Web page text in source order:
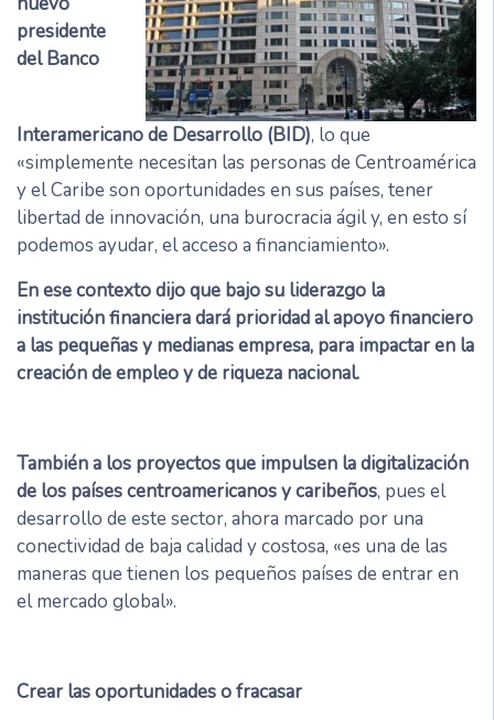
presidente
del Banco
Interamericano de Desarrollo (BID), lo que
«simplemente necesitan las personas de Centroamérica
y el Caribe son oportunidades en sus países, tener
libertad de innovación, una burocracia ágil y, en esto sí
podemos ayudar, el acceso a financiamiento».
En ese contexto dijo que bajo su liderazgo la
institución financiera dará prioridad al apoyo financiero
a las pequeñas y medianas empresa, para impactar en la
creación de empleo y de riqueza nacional.
También a los proyectos que impulsen la digitalización
de los países centroamericanos y caribeños, pues el
desarrollo de este sector, ahora marcado por una
conectividad de baja calidad y costosa, «es una de las
maneras que tienen los pequeños países de entrar en
el mercado global».
Crear las oportunidades o fracasar